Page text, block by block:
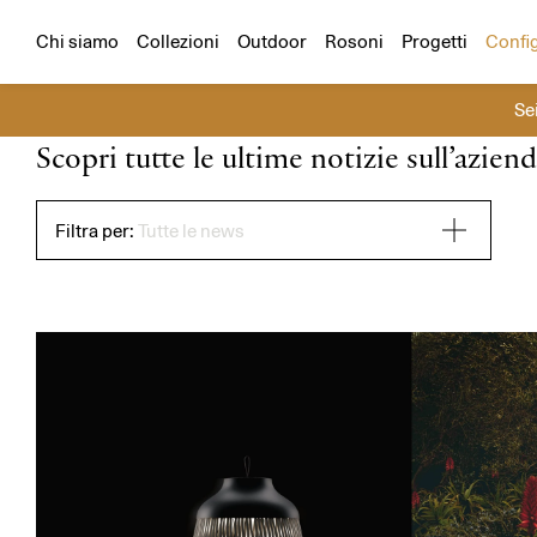
Chi siamo Collezioni Outdoor Rosoni Progetti
Scopri tutte le ultime notizie
Filtra per:Tutte le news